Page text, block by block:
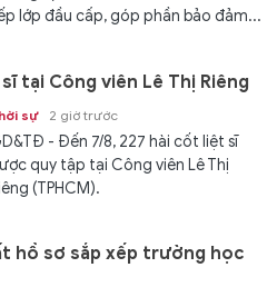
lớp đầu cấp, góp phần bảo đảm...
tại Công viên Lê Thị Riêng
sự 2 giờ trước
- Đến 7/8, 227 hài cốt liệt sĩ
quy tập tại Công viên Lê Thị
(TPHCM).
hồ sơ sắp xếp trường học